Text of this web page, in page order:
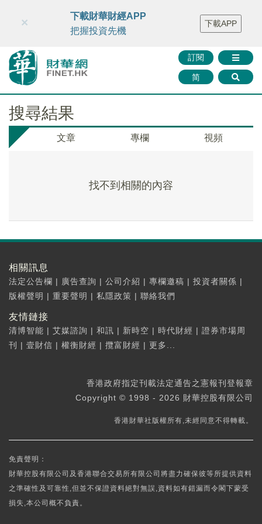
財華智庫網 FINTV FINMETA 財華證券 媒體矩陣
智庫沙龍
聯絡我們
訂閱
简
×
下載財華財經APP
把握投資先機
下載APP
搜尋結果
文章 專欄 視頻
找不到相關的內容
相關訊息
法定公告欄 | 廣告查詢 | 公司介紹 | 專欄邀稿 | 投資者關係 |
版權聲明 | 重要聲明 | 私隱政策 | 聯絡我們
友情鏈接
清博智能 | 艾媒諮詢 | 和訊 | 新時空 | 時代財經 | 證券市場周
刊
| 壹財信 | 權衡財經 | 攬富財經 | 更多...
香港政府指定刊載法定通告之憲報刊登報章
Copyright © 1998 - 2026 財華控股有限公司
香港財華社版權所有,未經同意不得轉載。
免責聲明：
財華控股有限公司及香港聯合交易所有限公司將盡力確保彼等所提供資料
之準確性及可靠性,但並不保證資料絕對無誤,資料如有錯漏而令閣下蒙受
損失,本公司概不負責。